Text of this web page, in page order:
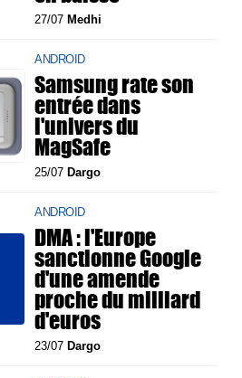
27/07 Medhi
ANDROID
Samsung rate son
entrée dans
l'univers du
MagSafe
25/07 Dargo
ANDROID
DMA : l'Europe
sanctionne Google
d'une amende
proche du milliard
d'euros
23/07 Dargo